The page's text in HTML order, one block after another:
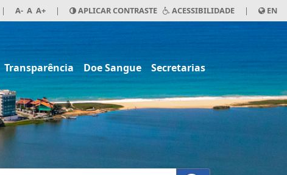
| A- A A+ | APLICAR CONTRASTE ACESSIBILIDADE | EN
Transparência Doe Sangue Secretarias